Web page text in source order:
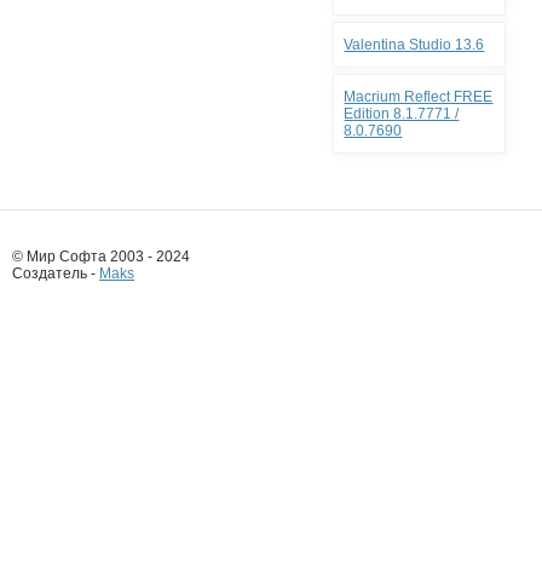
Valentina Studio 13.6
Macrium Reflect FREE
Edition 8.1.7771 /
8.0.7690
© Мир Софта 2003 - 2024
Создатель - Maks